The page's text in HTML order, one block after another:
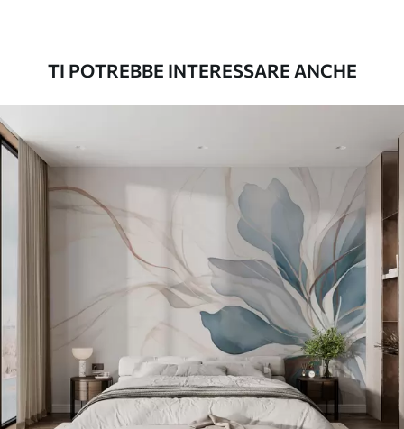
Vinile Premium
65.0039.00€/m²
Peel and Stick
.6749.00 /m²
TI POTREBBE INTERESSARE ANCHE